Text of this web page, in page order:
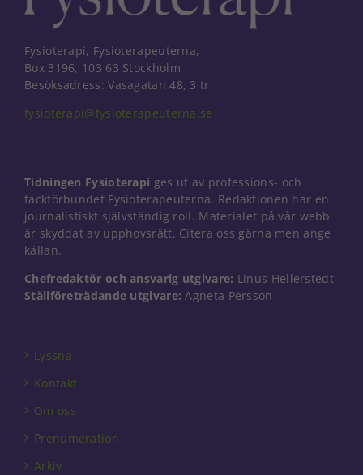
Fysioterapi, Fysioterapeuterna,
Box 3196, 103 63 Stockholm
Besöksadress: Vasagatan 48, 3 tr
fysioterapi@fysioterapeuterna.se
Tidningen Fysioterapi ges ut av professions- och
fackförbundet Fysioterapeuterna. Redaktionen har en
journalistiskt självständig roll. Materialet på vår webb
är skyddat av upphovsrätt. Citera oss gärna men ange
källan.
Chefredaktör och ansvarig utgivare: Linus Hellerstedt
Ställföreträdande utgivare: Agneta Persson
Lyssna
Kontakt
Om oss
Prenumeration
Arkiv
Dessa kakor
går inte att
välja bort. De
behövs för
att hemsidan
taget ska
fungera.